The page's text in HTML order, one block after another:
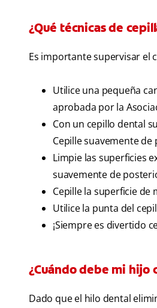
¿Qué técnicas de
Es importante supervisar el
Utilice una pequeña
aprobada por la
Con un cepillo dental
Cepille suavemente
Limpie las superficies
suavemente de
Cepille la superficie
Utilice la punta del
¡Siempre es divertido
¿Cuándo debe mi hijo
Dado que el hilo dental